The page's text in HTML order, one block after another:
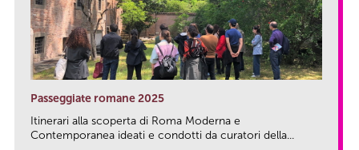
Passeggiate romane 2025
Itinerari alla scoperta di Roma Moderna e
Contemporanea ideati e condotti da curatori della...